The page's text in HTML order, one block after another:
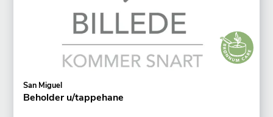
San Miguel
Beholder u/tappehane